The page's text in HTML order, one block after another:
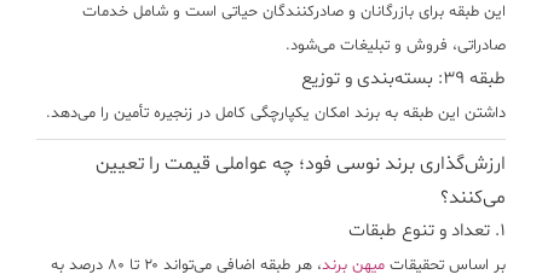
این طبقه برای بازرگانان و صادرکنندگان حیاتی است و شامل خدمات
صادراتی، فروش و تبلیغات می‌شود.
طبقه ۳۹: بسته‌بندی و توزیع
داشتن این طبقه به برند امکان یکپارچگی کامل در زنجیره تأمین را می‌دهد.
ارزش‌گذاری برند نوسی فود؛ چه عواملی قیمت را تعیین
می‌کنند؟
۱. تعداد و تنوع طبقات
بر اساس تحقیقات میهن برند
، هر طبقه اضافی می‌تواند ۲۰ تا ۸۰ درصد به